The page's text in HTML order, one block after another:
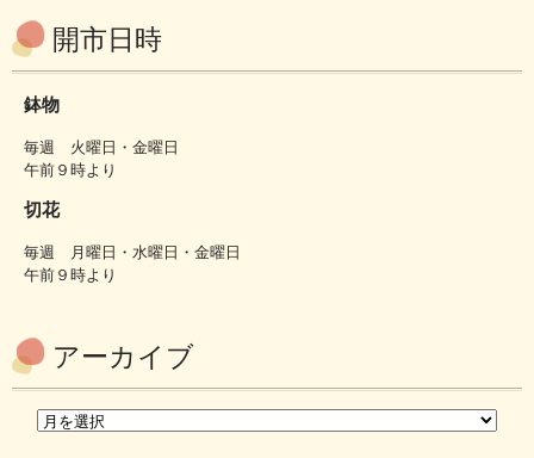
開市日時
鉢物
毎週 火曜日・金曜日
午前９時より
切花
毎週 月曜日・水曜日・金曜日
午前９時より
アーカイブ